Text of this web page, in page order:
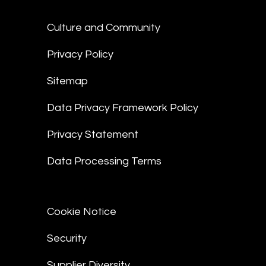
Culture and Community
Privacy Policy
Sitemap
Data Privacy Framework Policy
Privacy Statement
Data Processing Terms
Cookie Notice
Security